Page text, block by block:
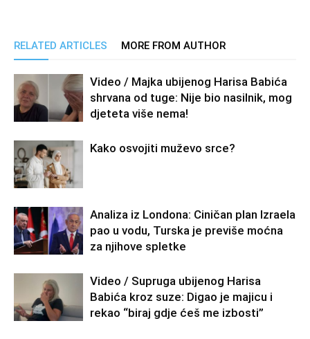
RELATED ARTICLES MORE FROM AUTHOR
Video / Majka ubijenog Harisa Babića
shrvana od tuge: Nije bio nasilnik, mog
djeteta više nema!
Kako osvojiti muževo srce?
Analiza iz Londona: Ciničan plan Izraela
pao u vodu, Turska je previše moćna
za njihove spletke
Video / Supruga ubijenog Harisa
Babića kroz suze: Digao je majicu i
rekao “biraj gdje ćeš me izbosti”